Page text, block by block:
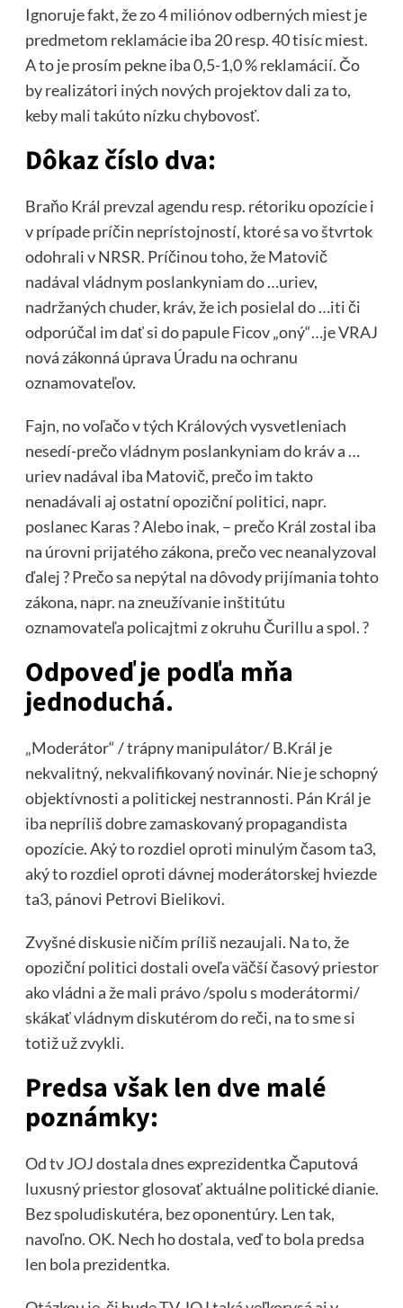
Ignoruje fakt, že zo 4 miliónov odberných miest je
predmetom reklamácie iba 20 resp. 40 tisíc miest.
A to je prosím pekne iba 0,5-1,0 % reklamácií. Čo
by realizátori iných nových projektov dali za to,
keby mali takúto nízku chybovosť.
Dôkaz číslo dva:
Braňo Král prevzal agendu resp. rétoriku opozície i
v prípade príčin neprístojností, ktoré sa vo štvrtok
odohrali v NRSR. Príčinou toho, že Matovič
nadával vládnym poslankyniam do …uriev,
nadržaných chuder, kráv, že ich posielal do …iti či
odporúčal im dať si do papule Ficov „oný“…je VRAJ
nová zákonná úprava Úradu na ochranu
oznamovateľov.
Fajn, no voľačo v tých Králových vysvetleniach
nesedí-prečo vládnym poslankyniam do kráv a …
uriev nadával iba Matovič, prečo im takto
nenadávali aj ostatní opoziční politici, napr.
poslanec Karas ? Alebo inak, – prečo Král zostal iba
na úrovni prijatého zákona, prečo vec neanalyzoval
ďalej ? Prečo sa nepýtal na dôvody prijímania tohto
zákona, napr. na zneužívanie inštitútu
oznamovateľa policajtmi z okruhu Čurillu a spol. ?
Odpoveď je podľa mňa
jednoduchá.
„Moderátor“ / trápny manipulátor/ B.Král je
nekvalitný, nekvalifikovaný novinár. Nie je schopný
objektívnosti a politickej nestrannosti. Pán Král je
iba nepríliš dobre zamaskovaný propagandista
opozície. Aký to rozdiel oproti minulým časom ta3,
aký to rozdiel oproti dávnej moderátorskej hviezde
ta3, pánovi Petrovi Bielikovi.
Zvyšné diskusie ničím príliš nezaujali. Na to, že
opoziční politici dostali oveľa väčší časový priestor
ako vládni a že mali právo /spolu s moderátormi/
skákať vládnym diskutérom do reči, na to sme si
totiž už zvykli.
Predsa však len dve malé
poznámky:
Od tv JOJ dostala dnes exprezidentka Čaputová
luxusný priestor glosovať aktuálne politické dianie.
Bez spoludiskutéra, bez oponentúry. Len tak,
navoľno. OK. Nech ho dostala, veď to bola predsa
len bola prezidentka.